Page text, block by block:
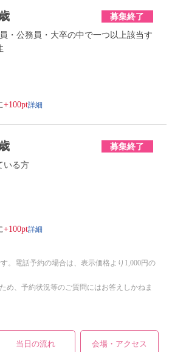
募集終了
・公務員・大卒の中で一つ以上該当す
+100pt詳細
募集終了
いる方
+100pt詳細
。電話予約の場合は、表示価格より1,000円の
め、予約状況等のご質問にはお答えしかねま
当日の流れ 会場・アクセス